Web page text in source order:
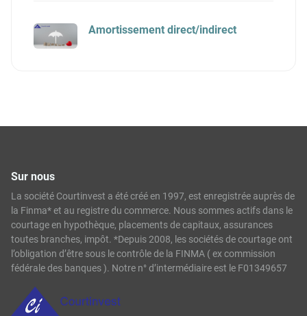
Amortissement direct/indirect
Sur nous
La société Courtinvest a été créé en 1997, est enregistrée auprès de
la Finma* et au registre du commerce. Nous sommes actifs dans le
courtage en hypothèque, placements de capitaux, assurances
toutes branches, impôt. *Depuis 2008, les sociétés de courtage ont
l’obligation d’être sous le contrôle de la FINMA ( ex commission
fédérale des banques ). Notre n° d’intermédiaire est le F01349657